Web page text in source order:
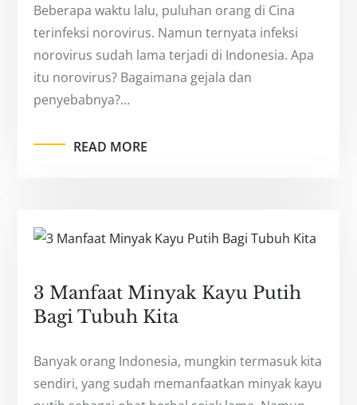
Beberapa waktu lalu, puluhan orang di Cina
terinfeksi norovirus. Namun ternyata infeksi
norovirus sudah lama terjadi di Indonesia. Apa
itu norovirus? Bagaimana gejala dan
penyebabnya?…
READ MORE
3 Manfaat Minyak Kayu Putih
Bagi Tubuh Kita
Banyak orang Indonesia, mungkin termasuk kita
sendiri, yang sudah memanfaatkan minyak kayu